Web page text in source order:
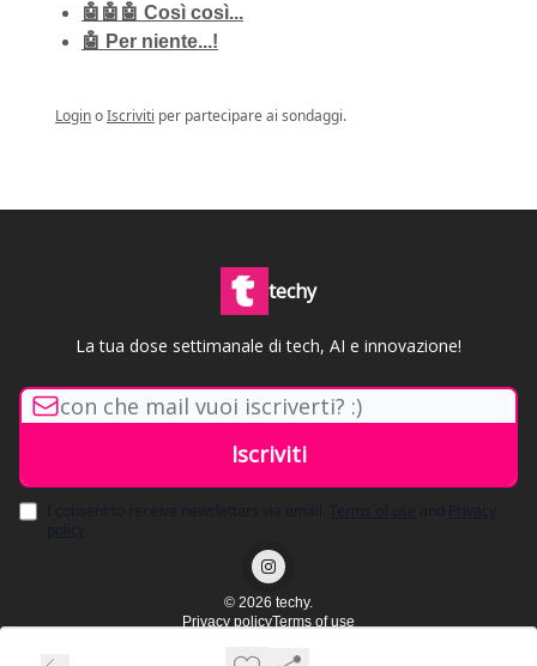
🤖🤖🤖 Così così...
🤖 Per niente...!
LoginoIscriviti per partecipare ai sondaggi.
techy
La tua dose settimanale di tech, AI e innovazione!
© 2026 techy.
Privacy policyTerms of use
Powered by beehiiv